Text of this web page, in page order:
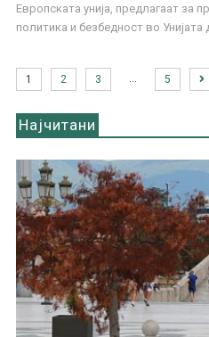
Европската унија, предлагаат за
политика и безбедност во Унијата
1 2 3 5
Најчитани